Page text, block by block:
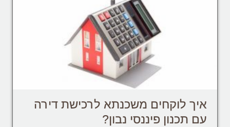
איך לוקחים משכנתא לרכישת דירה
עם תכנון פיננסי נבון?